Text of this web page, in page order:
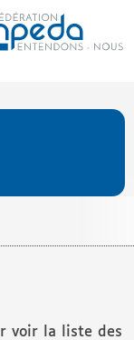
voir la liste des